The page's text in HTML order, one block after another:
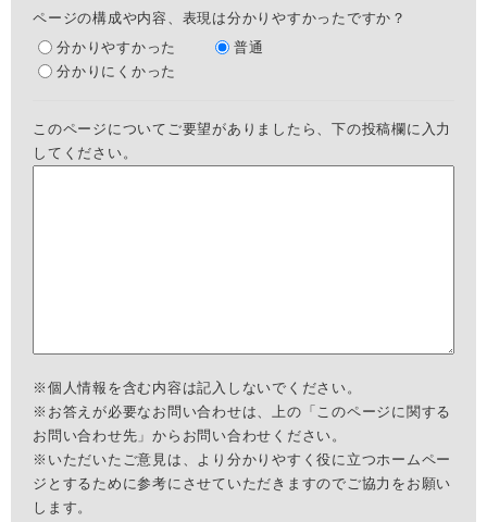
ページの構成や内容、表現は分かりやすかったですか？
分かりやすかった
普通
分かりにくかった
このページについてご要望がありましたら、下の投稿欄に入力
してください。
※個人情報を含む内容は記入しないでください。
※お答えが必要なお問い合わせは、上の「このページに関する
お問い合わせ先」からお問い合わせください。
※いただいたご意見は、より分かりやすく役に立つホームペー
ジとするために参考にさせていただきますのでご協力をお願い
します。